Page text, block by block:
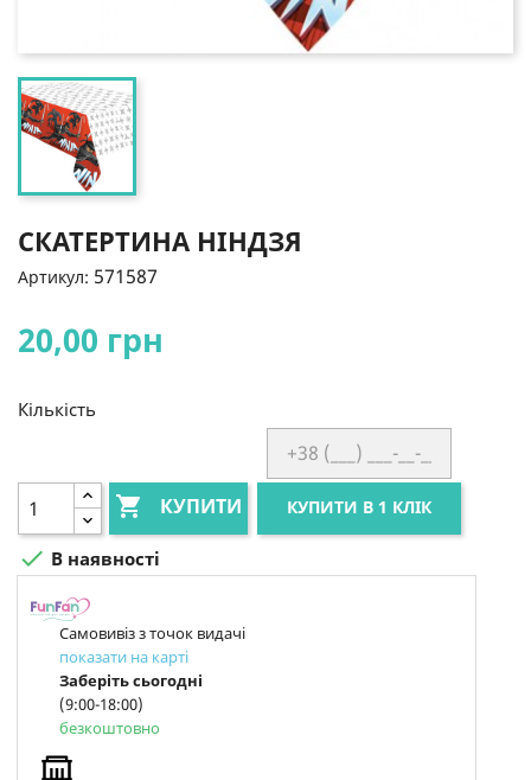
СКАТЕРТИНА НІНДЗЯ
Артикул: 571587
20,00 грн
Кількість
 КУПИТИ КУПИТИ В 1 КЛІК
 В наявності
Самовивіз з точок видачі
показати на карті
Заберіть сьогодні
(9:00-18:00)
безкоштовно